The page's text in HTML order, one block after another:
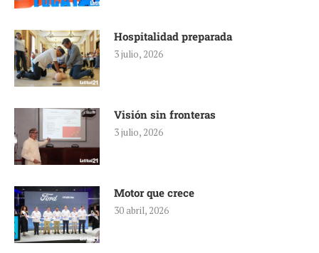
Hospitalidad preparada
3 julio, 2026
Visión sin fronteras
3 julio, 2026
Motor que crece
30 abril, 2026